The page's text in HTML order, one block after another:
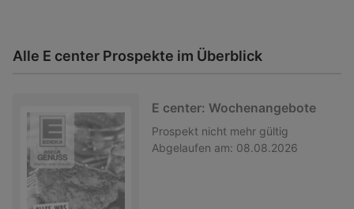
Alle E center Prospekte im Überblick
E center: Wochenangebote
Prospekt nicht mehr gültig
Abgelaufen am: 08.08.2026